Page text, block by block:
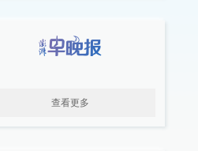
查看更多